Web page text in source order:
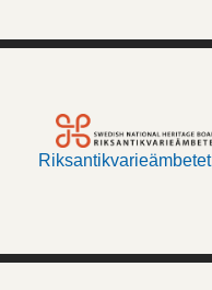
Riksantikvarieämbetet